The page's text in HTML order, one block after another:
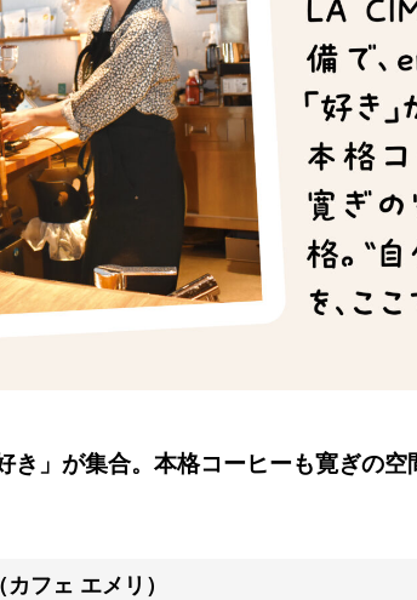
」が集合。本格コーヒーも寛ぎの空
フェ エメリ）